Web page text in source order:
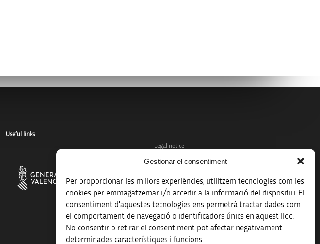
Gestionar el consentiment
Per proporcionar les millors experiències, utilitzem tecnologies com les
cookies per emmagatzemar i/o accedir a la informació del dispositiu. El
consentiment d'aquestes tecnologies ens permetrà tractar dades com
el comportament de navegació o identificadors únics en aquest lloc.
No consentir o retirar el consentiment pot afectar negativament
determinades característiques i funcions.
Useful links
Legal notice
Accessibility
Site map